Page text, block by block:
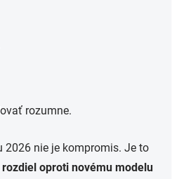
rozumne.
2026 nie je kompromis. Je to
rozdiel oproti novému modelu